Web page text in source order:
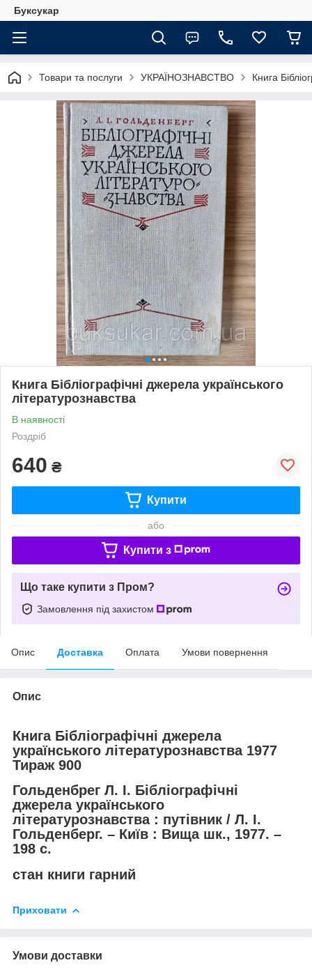
Буксукар
Товари та послуги УКРАЇНОЗНАВСТВО Книга
Книга Бібліографічні джерела українського
літературознавства
В наявності
Роздріб
640 ₴
Купити
або
Купити з
Що таке купити з Пром?
Замовлення під захистом
Опис Доставка Оплата Умови повернення
Опис
Книга Бібліографічні джерела
українського літературознавства 1977
Тираж 900
Гольденбрег Л. І. Бібліографічні
джерела українського
літературознавства : путівник / Л. І.
Гольденберг. – Київ : Вища шк., 1977. –
198 с.
стан книги гарний
Приховати
Умови доставки